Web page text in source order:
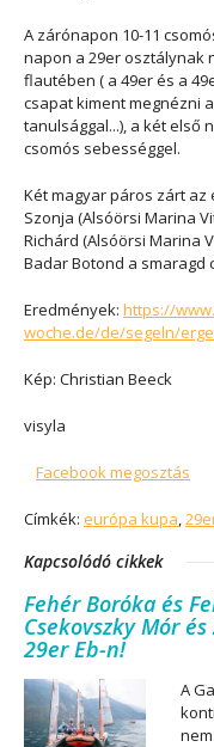
A zárónapon 10-11
napon a 29er osztálynak
flautében ( a 49er és a
csapat kiment megnézni
tanulsággal...), a két első
csomós sebességgel.
Két magyar páros zárt az
Szonja (Alsóörsi Marina
Richárd (Alsóörsi Marina
Badar Botond a smaragd
Eredmények: https://
woche.de/de/segeln/
Kép: Christian Beeck
visyla
Facebook megosztás
Címkék: európa kupa,
Kapcsolódó cikkek
Fehér Boróka és
Csekovszky Mór
29er Eb-n!
A